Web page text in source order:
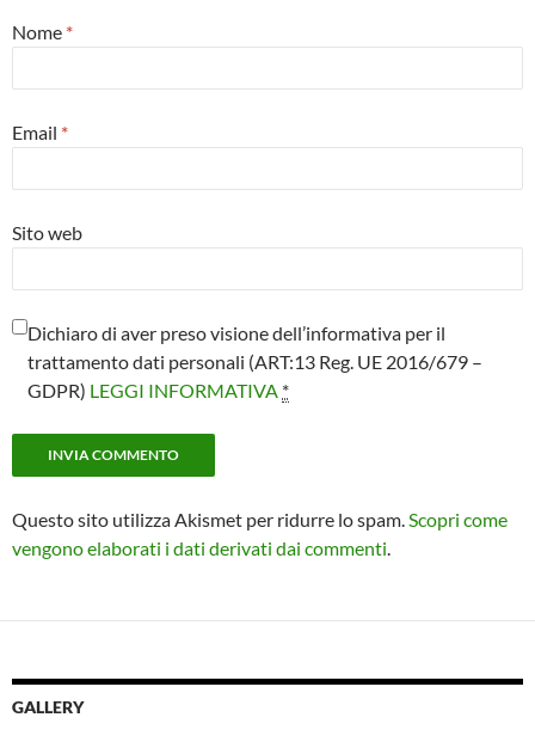
Nome *
Email *
Sito web
Dichiaro di aver preso visione dell’informativa per il
trattamento dati personali (ART:13 Reg. UE 2016/679 –
GDPR) LEGGI INFORMATIVA *
Questo sito utilizza Akismet per ridurre lo spam.Scopri come
vengono elaborati i dati derivati dai commenti.
GALLERY